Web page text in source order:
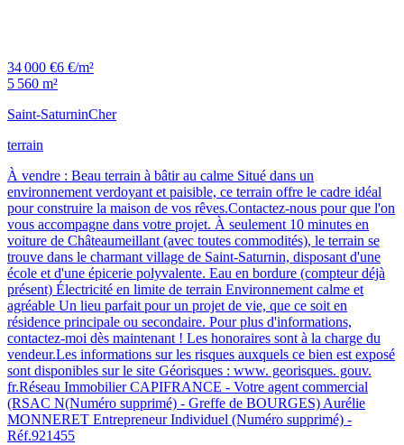
34 000 €6 €/m²
5 560 m²
Saint-SaturninCher
terrain
À vendre : Beau terrain à bâtir au calme Situé dans un
environnement verdoyant et paisible, ce terrain offre le cadre idéal
pour construire la maison de vos rêves.Contactez-nous pour que l'on
vous accompagne dans votre projet. À seulement 10 minutes en
voiture de Châteaumeillant (avec toutes commodités), le terrain se
trouve dans le charmant village de Saint-Saturnin, disposant d'une
école et d'une épicerie polyvalente. Eau en bordure (compteur déjà
présent) Électricité en limite de terrain Environnement calme et
agréable Un lieu parfait pour un projet de vie, que ce soit en
résidence principale ou secondaire. Pour plus d'informations,
contactez-moi dès maintenant ! Les honoraires sont à la charge du
vendeur.Les informations sur les risques auxquels ce bien est exposé
sont disponibles sur le site Géorisques : www. georisques. gouv.
fr.Réseau Immobilier CAPIFRANCE - Votre agent commercial
(RSAC N(Numéro supprimé) - Greffe de BOURGES) Aurélie
MONNERET Entrepreneur Individuel (Numéro supprimé) -
Réf.921455